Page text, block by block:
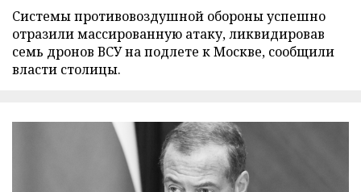
Cистемы противовоздушной обороны успешно
отразили массированную атаку, ликвидировав
семь дронов ВСУ на подлете к Москве, сообщили
власти столицы.